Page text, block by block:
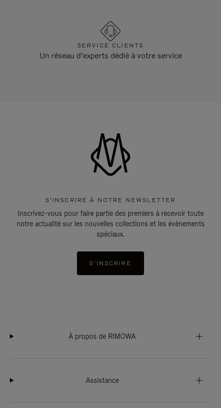
SERVICE CLIENTS
Un réseau d’experts dédié à votre service
S'INSCRIRE À NOTRE NEWSLETTER
Inscrivez-vous pour faire partie des premiers à recevoir toute
notre actualité sur les nouvelles collections et les évènements
spéciaux.
S'INSCRIRE
À propos de RIMOWA
Assistance